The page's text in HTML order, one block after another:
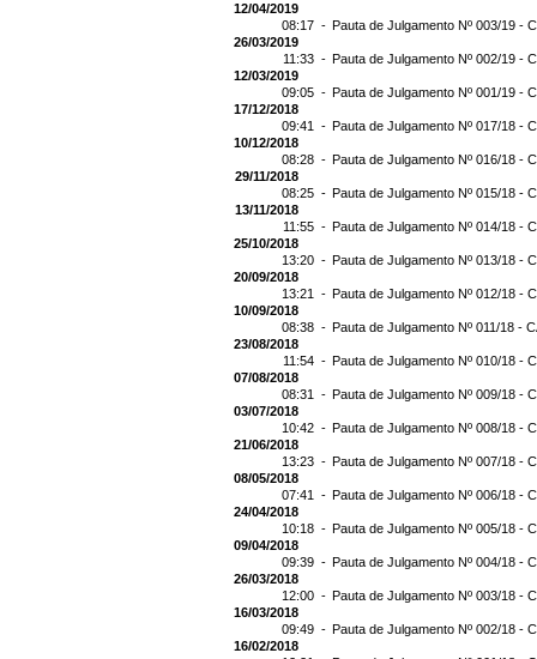
12/04/2019
08:17 - Pauta de Julgamento Nº 003/19 -
26/03/2019
11:33 - Pauta de Julgamento Nº 002/19 -
12/03/2019
09:05 - Pauta de Julgamento Nº 001/19 -
17/12/2018
09:41 - Pauta de Julgamento Nº 017/18 -
10/12/2018
08:28 - Pauta de Julgamento Nº 016/18 -
29/11/2018
08:25 - Pauta de Julgamento Nº 015/18 -
13/11/2018
11:55 - Pauta de Julgamento Nº 014/18 -
25/10/2018
13:20 - Pauta de Julgamento Nº 013/18 -
20/09/2018
13:21 - Pauta de Julgamento Nº 012/18 -
10/09/2018
08:38 - Pauta de Julgamento Nº 011/18 -
23/08/2018
11:54 - Pauta de Julgamento Nº 010/18 -
07/08/2018
08:31 - Pauta de Julgamento Nº 009/18 -
03/07/2018
10:42 - Pauta de Julgamento Nº 008/18 -
21/06/2018
13:23 - Pauta de Julgamento Nº 007/18 -
08/05/2018
07:41 - Pauta de Julgamento Nº 006/18 -
24/04/2018
10:18 - Pauta de Julgamento Nº 005/18 -
09/04/2018
09:39 - Pauta de Julgamento Nº 004/18 -
26/03/2018
12:00 - Pauta de Julgamento Nº 003/18 -
16/03/2018
09:49 - Pauta de Julgamento Nº 002/18 -
16/02/2018